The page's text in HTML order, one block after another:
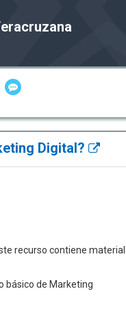
Digital?
recurso contiene
básico de Marketing